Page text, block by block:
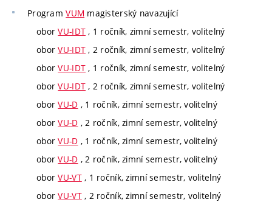
ProgramVUM magisterský navazující
oborVU-IDT , 1 ročník, zimní semestr, volitelný
oborVU-IDT , 2 ročník, zimní semestr, volitelný
oborVU-IDT , 1 ročník, zimní semestr, volitelný
oborVU-IDT , 2 ročník, zimní semestr, volitelný
oborVU-D , 1 ročník, zimní semestr, volitelný
oborVU-D , 2 ročník, zimní semestr, volitelný
oborVU-D , 1 ročník, zimní semestr, volitelný
oborVU-D , 2 ročník, zimní semestr, volitelný
oborVU-VT, 1 ročník, zimní semestr, volitelný
oborVU-VT, 2 ročník, zimní semestr, volitelný